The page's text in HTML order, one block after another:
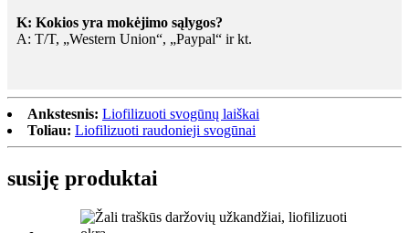
K: Kokios yra mokėjimo sąlygos?
A: T/T, „Western Union“, „Paypal“ ir kt.
Ankstesnis: Liofilizuoti svogūnų laiškai
Toliau: Liofilizuoti raudonieji svogūnai
susiję produktai